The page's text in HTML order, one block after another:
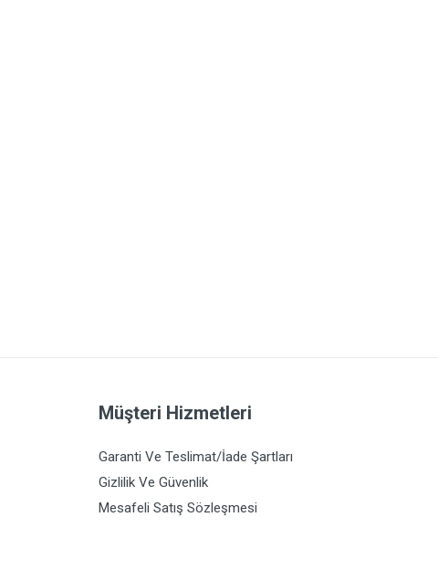
Müşteri Hizmetleri
Garanti Ve Teslimat/İade Şartları
Gizlilik Ve Güvenlik
Mesafeli Satış Sözleşmesi